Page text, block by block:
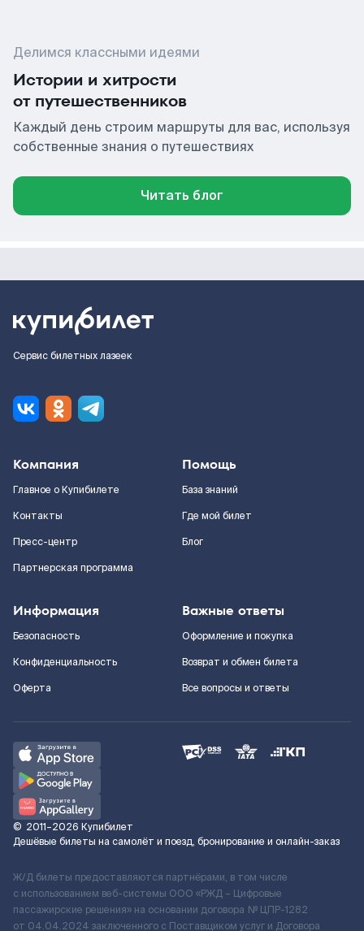
Делимся классными идеями
Истории и хитрости
от путешественников
Каждый день строим маршруты для вас, используя
собственные знания о путешествиях
Читать блог
Сервис билетных лазеек
Компания
Главное о Купибилете
Контакты
Пресс-центр
Партнерская программа
Помощь
База знаний
Где мой билет
Блог
Информация
Безопасность
Конфиденциальность
Оферта
Важные ответы
Оформление и покупка
Возврат и обмен билета
Все вопросы и ответы
© 2011–2026 Купибилет
Дешёвые билеты на самолёт и поезд, бронирование и онлайн-заказ
Ж/Д билеты предоставляются партнёрами, в том числе
с использованием веб-системы ООО «РЖД – Цифровые
пассажирские решения» на основании договора № ЦПР-1282
от 04.04.2024 заключенного с Поставщиком услуг и Договора